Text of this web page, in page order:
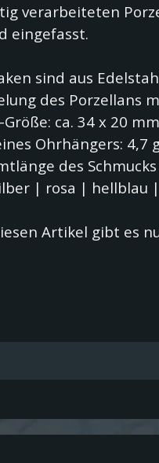
verarbeiteten
eingefasst.
sind aus
des Porzellans
ca. 34 x 20 mm
Ohrhängers: 4,7
des
| rosa | hellblau
Artikel gibt es